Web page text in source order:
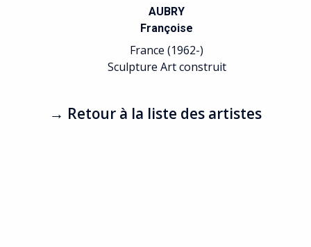
AUBRY
Françoise
France (1962-)
Sculpture Art construit
→ Retour à la liste des artistes